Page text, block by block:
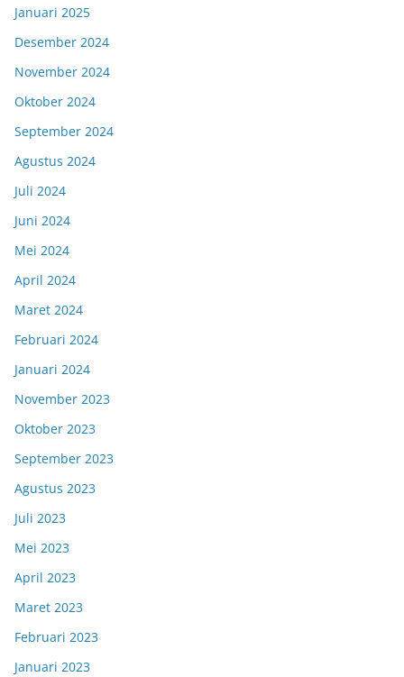
Januari 2025
Desember 2024
November 2024
Oktober 2024
September 2024
Agustus 2024
Juli 2024
Juni 2024
Mei 2024
April 2024
Maret 2024
Februari 2024
Januari 2024
November 2023
Oktober 2023
September 2023
Agustus 2023
Juli 2023
Mei 2023
April 2023
Maret 2023
Februari 2023
Januari 2023